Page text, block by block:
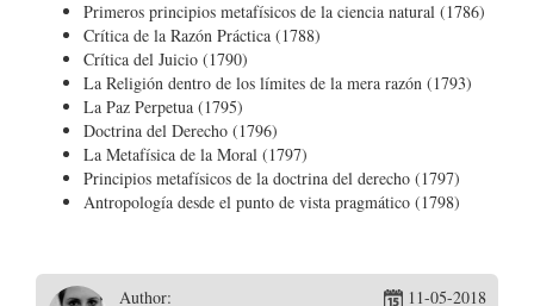
Primeros principios metafísicos de la ciencia natural (1786)
Crítica de la Razón Práctica (1788)
Crítica del Juicio (1790)
La Religión dentro de los límites de la mera razón (1793)
La Paz Perpetua (1795)
Doctrina del Derecho (1796)
La Metafísica de la Moral (1797)
Principios metafísicos de la doctrina del derecho (1797)
Antropología desde el punto de vista pragmático (1798)
Author: 11-05-2018